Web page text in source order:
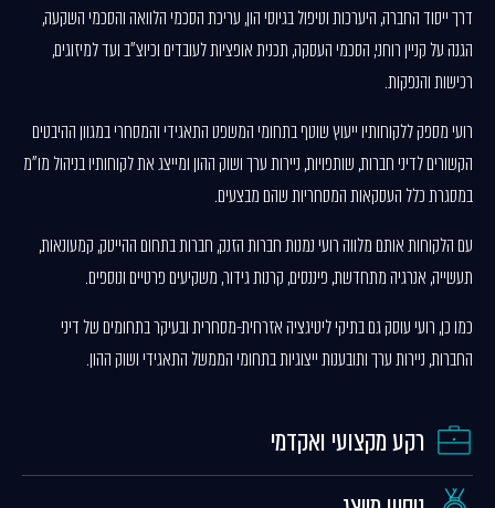
דרך ייסוד החברה, היערכות וטיפול בגיוסי הון, עריכת הסכמי הלוואה והסכמי השקעה,
הגנה על קניין רוחני, הסכמי העסקה, תכנית אופציות לעובדים וכיוצ"ב ועד למיזוגים,
רכישות והנפקות.
רועי מספק ללקוחותיו ייעוץ שוטף בתחומי המשפט התאגידי והמסחרי במגוון ההיבטים
הקשורים לדיני חברות, שותפויות, ניירות ערך ושוק ההון ומייצג את לקוחותיו בניהול מו"מ
במסגרת כלל העסקאות המסחריות שהם מבצעים.
עם הלקוחות אותם מלווה רועי נמנות חברות הזנק, חברות בתחום ההייטק, קמעונאות,
תעשייה, אנרגיה מתחדשת, פיננסים, קרנות גידור, משקיעים פרטיים ונוספים.
כמו כן, רועי עוסק גם בתיקי ליטיגציה אזרחית-מסחרית ובעיקר בתחומים של דיני
החברות, ניירות ערך ותובענות ייצוגיות בתחומי הממשל התאגידי ושוק ההון.
רקע מקצועי ואקדמי